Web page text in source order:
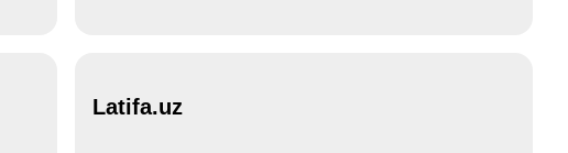
Latifa.uz